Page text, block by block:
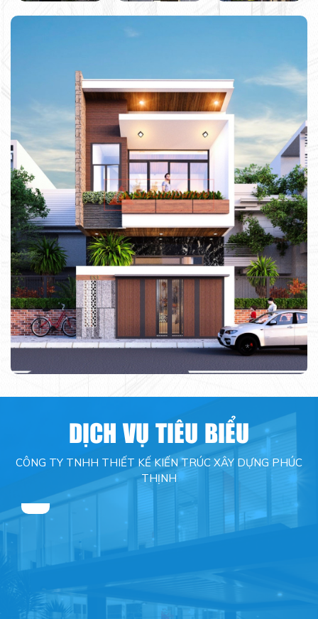
DỊCH VỤ TIÊU BIỂU
CÔNG TY TNHH THIẾT KẾ KIẾN TRÚC XÂY DỰNG PHÚC
THỊNH
TƯ
VẤN